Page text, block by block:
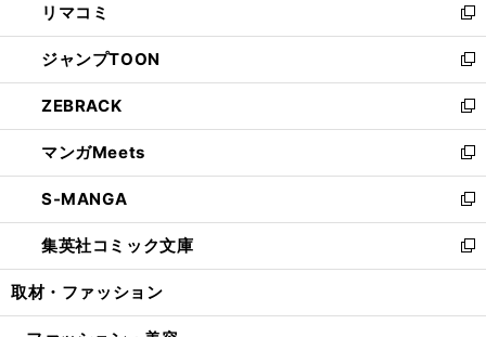
で
開
く
ド
ウ
で
開
く
ィ
ン
ド
ウ
で
開
く
い
ウ
ィ
ン
ド
ウ
で
開
く
リマコミ
新
し
い
ウ
ィ
ン
ド
ウ
で
開
く
ジャンプTOON
新
し
い
ウ
ィ
ン
ド
ウ
で
開
ZEBRACK
新
し
い
ウ
ィ
ン
ド
ウ
開
マンガMeets
新
し
い
ウ
ィ
ン
ウ
S-MANGA
新
し
い
ウ
ン
集英社コミック文庫
新
し
ウ
取材・ファッション